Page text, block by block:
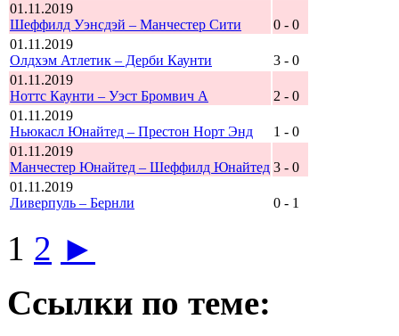
01.11.2019
Шеффилд Уэнсдэй – Манчестер Сити
0 - 0
01.11.2019
Олдхэм Атлетик – Дерби Каунти
3 - 0
01.11.2019
Ноттс Каунти – Уэст Бромвич А
2 - 0
01.11.2019
Ньюкасл Юнайтед – Престон Норт Энд
1 - 0
01.11.2019
Манчестер Юнайтед – Шеффилд Юнайтед 3 - 0
01.11.2019
Ливерпуль – Бернли
0 - 1
1 2 ►
Ссылки по теме: